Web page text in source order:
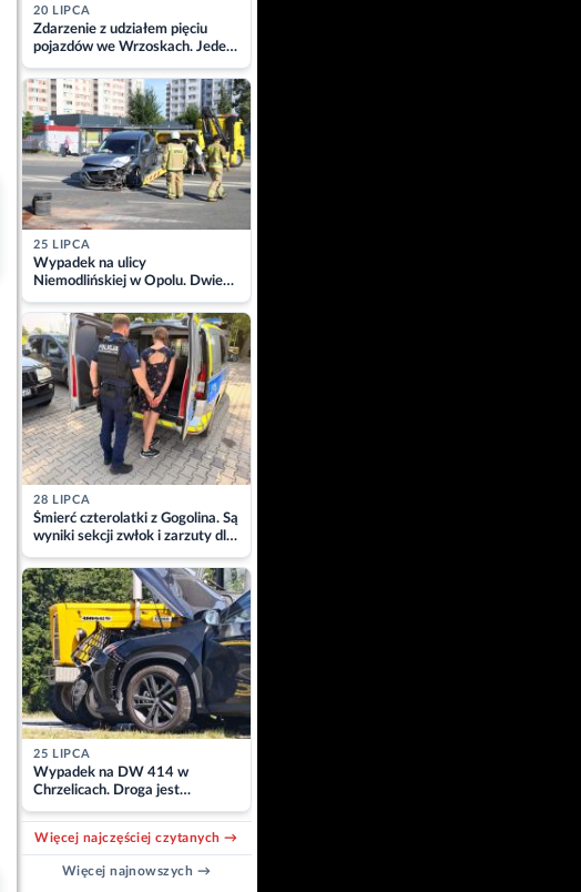
20 LIPCA
Zdarzenie z udziałem pięciu
pojazdów we Wrzoskach. Jeden
z kierowców zabrany w
kajdankach
25 LIPCA
Wypadek na ulicy
Niemodlińskiej w Opolu. Dwie
osoby w szpitalu
28 LIPCA
Śmierć czterolatki z Gogolina. Są
wyniki sekcji zwłok i zarzuty dla
matki
25 LIPCA
Wypadek na DW 414 w
Chrzelicach. Droga jest
zablokowana
Więcej najczęściej czytanych →
Więcej najnowszych →